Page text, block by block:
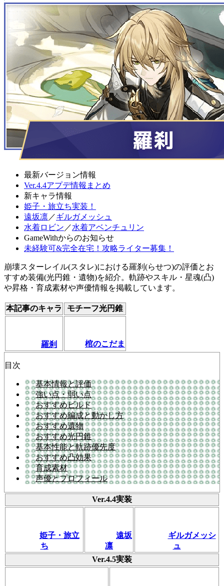
最新バージョン情報
Ver.4.4アプデ情報まとめ
新キャラ情報
姫子・旅立ち実装！
遠坂凛／ギルガメッシュ
水着ロビン ／水着アベンチュリン
GameWithからのお知らせ
未経験可&完全在宅！攻略ライター募集！
崩壊スターレイル(スタレ)における羅刹(らせつ)の評価とお
すすめ装備(光円錐・遺物)を紹介。軌跡やスキル・星魂(凸)
や昇格・育成素材や声優情報を掲載しています。
本記事のキャラ モチーフ光円錐
羅刹 棺のこだま
目次
基本情報と評価
強い点・弱い点
おすすめビルド
おすすめ編成と動かし方
おすすめ遺物
おすすめ光円錐
基本性能と軌跡優先度
おすすめ凸効果
育成素材
声優とプロフィール
Ver.4.4実装
姫子・旅立
ち
遠坂
凛
ギルガメッシ
ュ
Ver.4.5実装